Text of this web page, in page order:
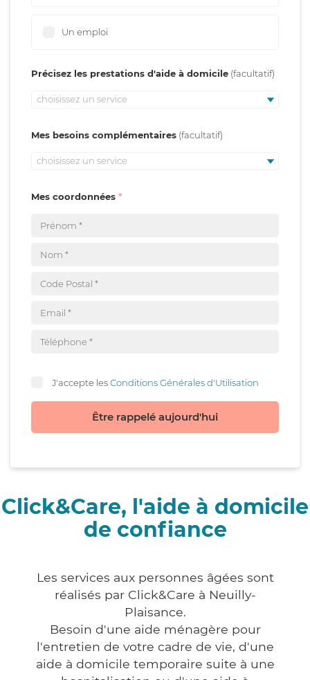
Un emploi
Précisez les prestations d'aide à domicile
choisissez un service
Mes besoins complémentaires
choisissez un service
Mes coordonnées
J'accepte lesConditions Générales d'Utilisation
Être rappelé aujourd'hui
Click&Care, l'aide à domicile
de confiance
Les services aux personnes âgées sont
réalisés par Click&Care à Neuilly-
Plaisance.
Besoin d'une aide ménagère pour
l'entretien de votre cadre de vie, d'une
aide à domicile temporaire suite à une